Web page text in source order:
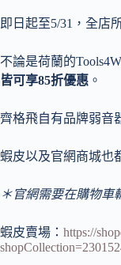
即日起至5/31，全店
不論是荷蘭的
皆可享85折優惠 。
齊格飛自有品牌弱音
蝦皮以及官網商城也
＊官網需要在購物車
蝦皮賣場： https://